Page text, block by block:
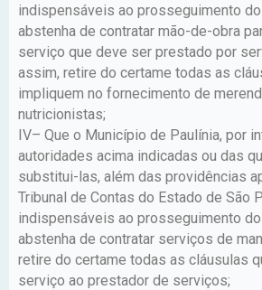
indispensáveis ao prosseguimento
abstenha de contratar mão-de-obra
serviço que deve ser prestado por
assim, retire do certame todas as
impliquem no fornecimento de
nutricionistas;
IV– Que o Município de Paulínia, por
autoridades acima indicadas ou das
substitui-las, além das providências
Tribunal de Contas do Estado de São
indispensáveis ao prosseguimento
abstenha de contratar serviços de
retire do certame todas as cláusulas
serviço ao prestador de serviços;